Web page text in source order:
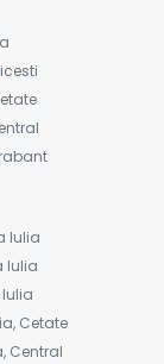
Iulia
Iulia
Cetate
Central